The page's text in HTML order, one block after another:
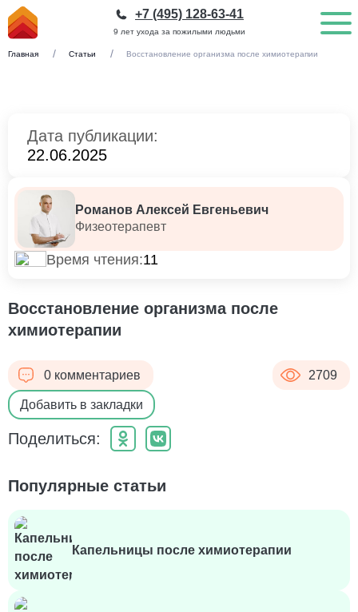
9 лет ухода за пожилыми людьми
+7 (495) 128-63-41
Главная Статьи Восстановление организма после химиотерапии
Дата публикации:
22.06.2025
Романов Алексей Евгеньевич
Физеотерапевт
Время чтения:11
Восстановление организма после
химиотерапии
0 комментариев
Добавить в закладки
Поделиться:
2709
Популярные статьи
Капельницы после химиотерапии